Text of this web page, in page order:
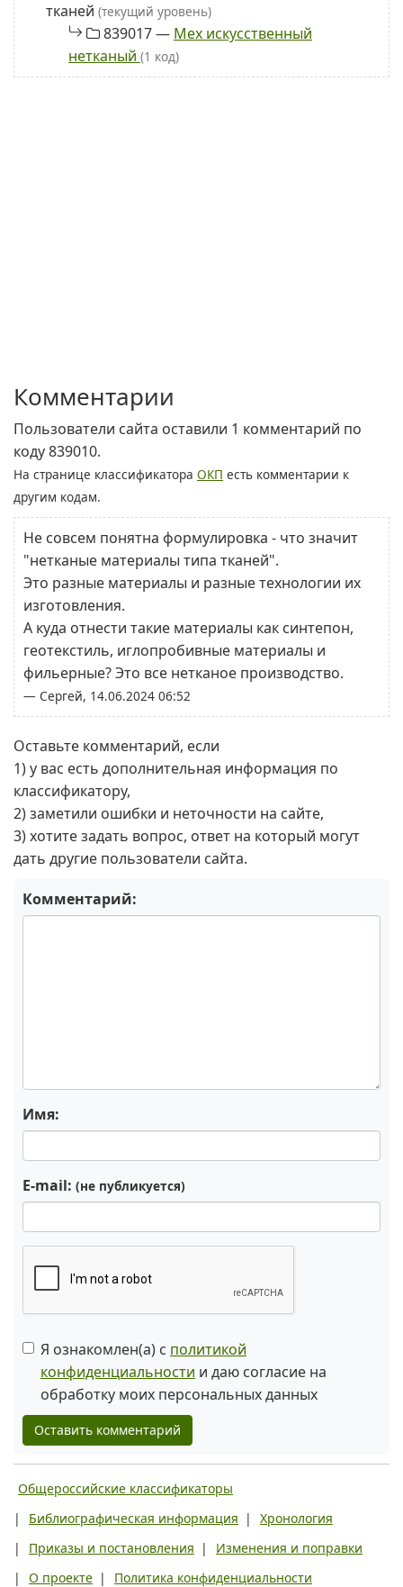
тканей (текущий уровень)
839017 — Мех искусственный
нетканый (1 код)
Комментарии
Пользователи сайта оставили 1 комментарий по
коду 839010.
На странице классификатора ОКП есть комментарии к
другим кодам.
Не совсем понятна формулировка - что значит
"нетканые материалы типа тканей".
Это разные материалы и разные технологии их
изготовления.
А куда отнести такие материалы как синтепон,
геотекстиль, иглопробивные материалы и
фильерные? Это все нетканое производство.
— Сергей, 14.06.2024 06:52
Оставьте комментарий, если
1) у вас есть дополнительная информация по
классификатору,
2) заметили ошибки и неточности на сайте,
3) хотите задать вопрос, ответ на который могут
дать другие пользователи сайта.
Комментарий:
Имя:
E-mail: (не публикуется)
Я ознакомлен(а) с политикой
конфиденциальности и даю согласие на
обработку моих персональных данных
Оставить комментарий
Общероссийские классификаторы
|
Библиографическая информация |
Хронология
|
Приказы и постановления |
Изменения и поправки
|
О проекте | Политика конфиденциальности